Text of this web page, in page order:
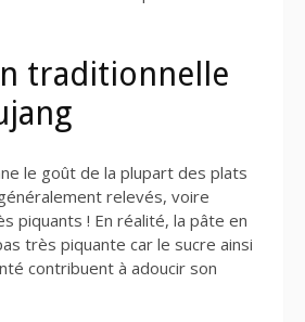
traditionnelle
le goût de la plupart des plats
relevés, voire
piquants ! En réalité, la pâte en
très piquante car le sucre ainsi
contribuent à adoucir son